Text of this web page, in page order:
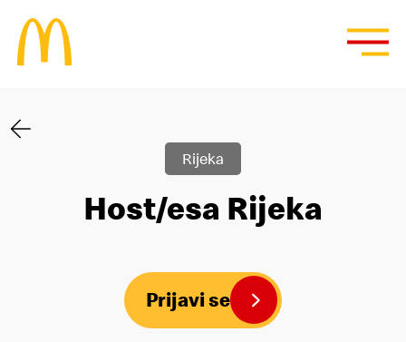
Rijeka
Host/esa Rijeka
Prijavi se